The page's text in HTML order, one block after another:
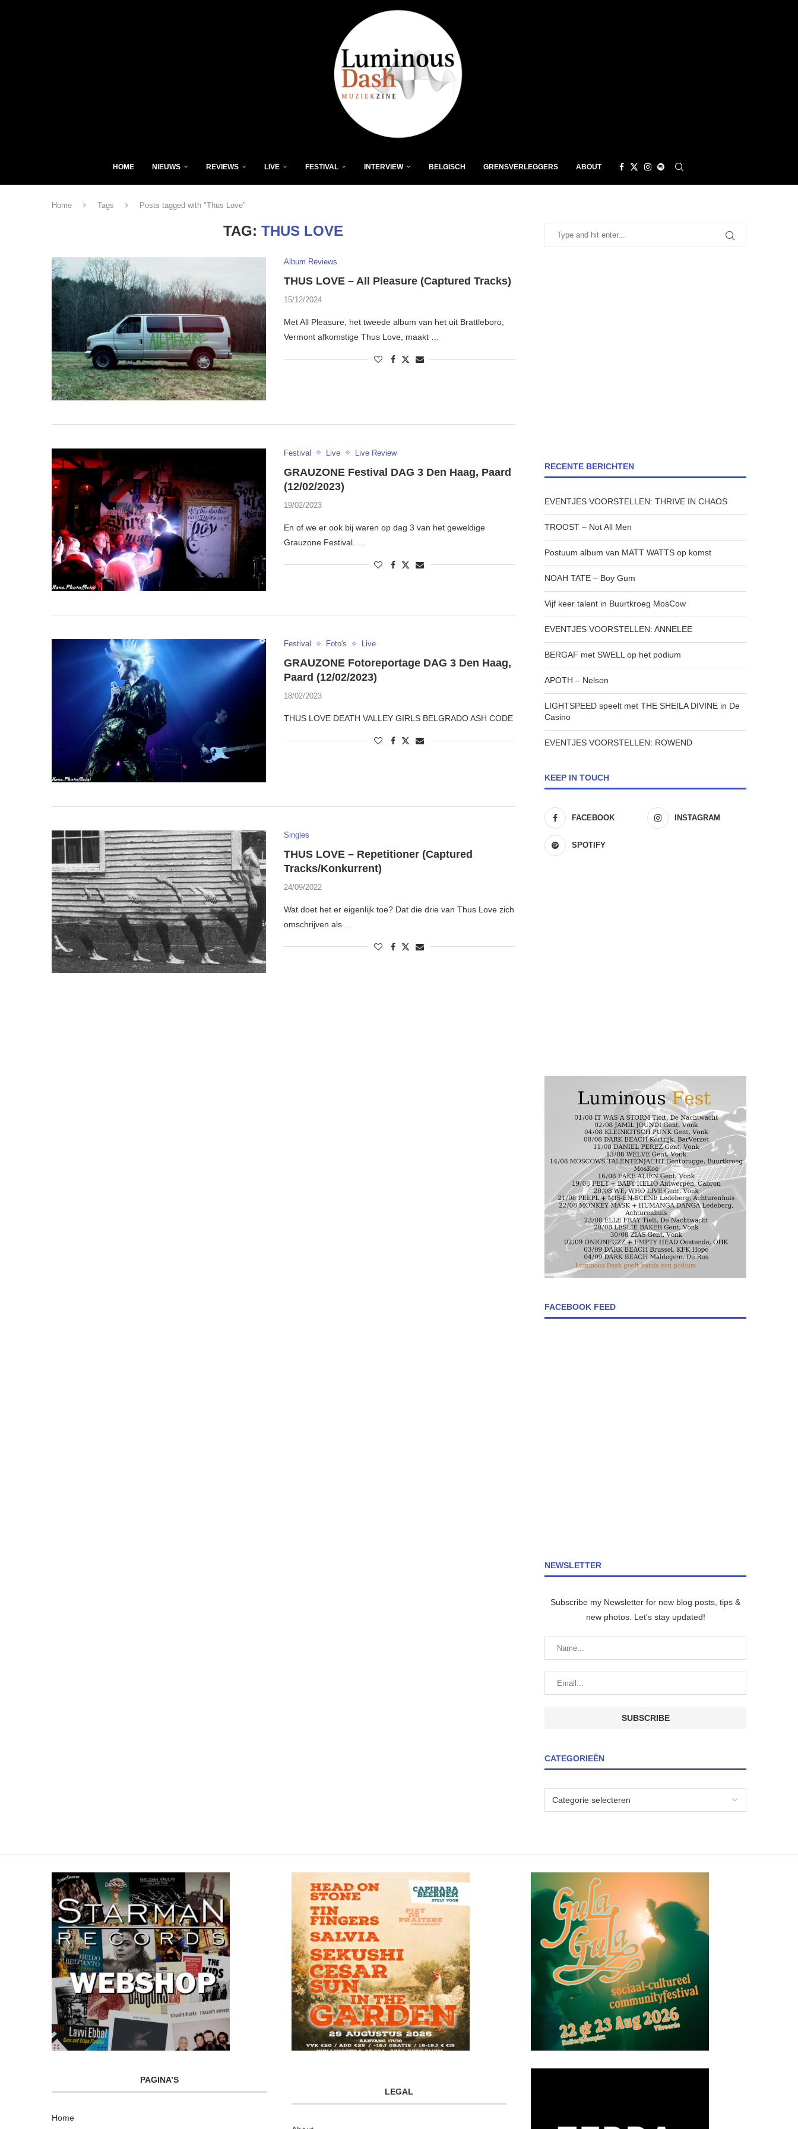
HOME NIEUWS REVIEWS LIVE FESTIVAL INTERVIEW BELGISCH GRENSVERLEGGERS ABOUT
Home Tags Posts tagged with "Thus Love"
TAG: THUS LOVE
Album Reviews
THUS LOVE – All Pleasure (Captured Tracks)
15/12/2024
Met All Pleasure, het tweede album van het uit Brattleboro,
Vermont afkomstige Thus Love, maakt …
Festival Live Live Review
GRAUZONE Festival DAG 3 Den Haag, Paard
(12/02/2023)
19/02/2023
En of we er ook bij waren op dag 3 van het geweldige
Grauzone Festival. …
Festival Foto's Live
GRAUZONE Fotoreportage DAG 3 Den Haag,
Paard (12/02/2023)
18/02/2023
THUS LOVE DEATH VALLEY GIRLS BELGRADO ASH CODE
Singles
THUS LOVE – Repetitioner (Captured
Tracks/Konkurrent)
24/09/2022
Wat doet het er eigenlijk toe? Dat die drie van Thus Love zich
omschrijven als …
RECENTE BERICHTEN
EVENTJES VOORSTELLEN: THRIVE IN CHAOS
TROOST – Not All Men
Postuum album van MATT WATTS op komst
NOAH TATE – Boy Gum
Vijf keer talent in Buurtkroeg MosCow
EVENTJES VOORSTELLEN: ANNELEE
BERGAF met SWELL op het podium
APOTH – Nelson
LIGHTSPEED speelt met THE SHEILA DIVINE in De
Casino
EVENTJES VOORSTELLEN: ROWEND
KEEP IN TOUCH
FACEBOOK INSTAGRAM
SPOTIFY
FACEBOOK FEED
NEWSLETTER
Subscribe my Newsletter for new blog posts, tips &
new photos. Let's stay updated!
CATEGORIEËN
PAGINA’S
Home
LEGAL